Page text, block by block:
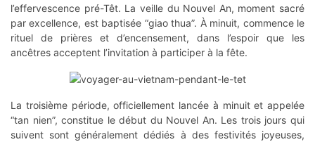
l’effervescence pré-Têt. La veille du Nouvel An, moment sacré
par excellence, est baptisée “giao thua”. À minuit, commence le
rituel de prières et d’encensement, dans l’espoir que les
ancêtres acceptent l’invitation à participer à la fête.
La troisième période, officiellement lancée à minuit et appelée
“tan nien”, constitue le début du Nouvel An. Les trois jours qui
suivent sont généralement dédiés à des festivités joyeuses,